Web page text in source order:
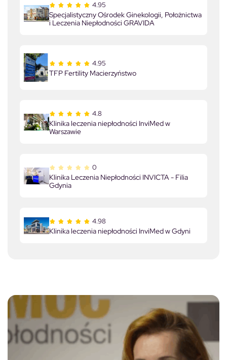
4.95
Specjalistyczny Ośrodek Ginekologii, Położnictwa
i Leczenia Niepłodności GRAVIDA
4.95
TFP Fertility Macierzyństwo
4.8
Klinika leczenia niepłodności InviMed w
Warszawie
0
Klinika Leczenia Niepłodności INVICTA - Filia
Gdynia
4.98
Klinika leczenia niepłodności InviMed w Gdyni